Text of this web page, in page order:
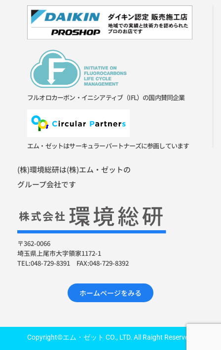
フルオロカーボン・イニシアティブ（IFL）の国内賛同企業
エム・ゼットはサーキュラーパートナーズに参画しています
(株)環境総研は(株)エム・ゼットの
グループ会社です
〒362-0066
埼玉県上尾市大字領家1172-1
TEL:048-729-8391 FAX:048-729-8392
ホームページをみる
Copyright©エム・ゼット CO., LTD. All Raight Reserved.